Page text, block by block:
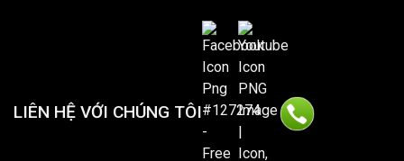
LIÊN HỆ VỚI CHÚNG TÔI